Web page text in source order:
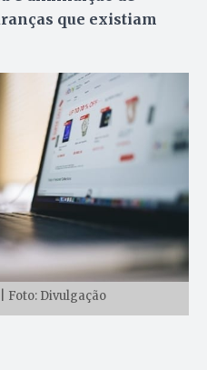
que existiam
Foto: Divulgação